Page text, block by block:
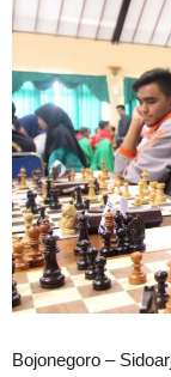
Bojonegoro –